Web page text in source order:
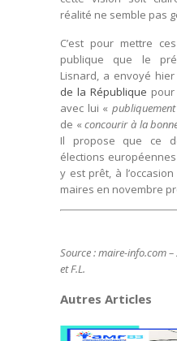
réalité ne semble pas
C’est pour mettre
publique que le
Lisnard, a envoyé hier
de la République
avec lui «
de « concourir à la
Il propose que ce
élections
y est prêt, à
maires en novembre
Source : maire-info.com –
et F.L.
Autres Articles